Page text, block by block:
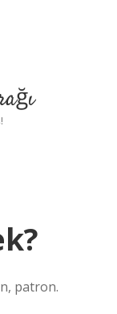
patron.